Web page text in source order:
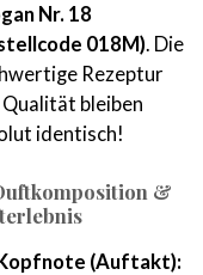
Nr. 18
018M). Die
Rezeptur
Qualität bleiben
identisch!
&
(Auftakt):